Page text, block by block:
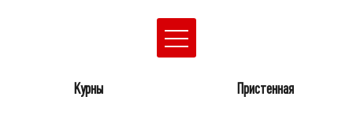
Курны Пристенная